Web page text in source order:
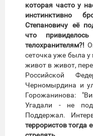
которая часто у
инстинктивно
Степановичу её
что
телохранителям?!
сеточка уже была у
живот в живот,
Российской
Черномырдина и
Горожанинова:
Угадали - не
Поддержал.
террористов тогда